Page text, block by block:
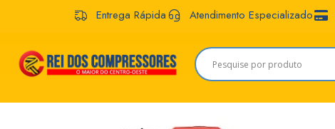
Entrega Rápida Atendimento Especializado